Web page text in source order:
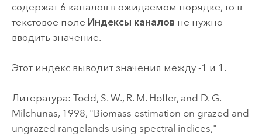
содержат 6 каналов в ожидаемом порядке, то в
текстовое поле Индексы каналов не нужно
вводить значение.
Этот индекс выводит значения между -1 и 1.
Литература: Todd, S. W., R. M. Hoffer, and D. G.
Milchunas, 1998, "Biomass estimation on grazed and
ungrazed rangelands using spectral indices,"